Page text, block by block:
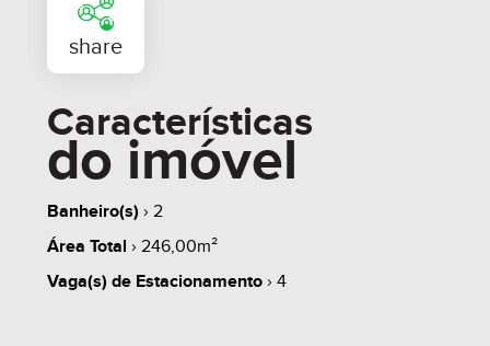
whats contate
Características
do imóvel
Banheiro(s) › 2
Área Total › 246,00m²
Vaga(s) de Estacionamento› 4